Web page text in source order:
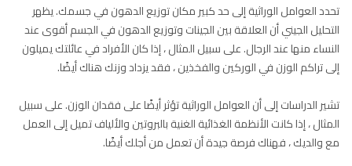
تحدد العوامل الوراثية إلى حد كبير مكان توزيع الدهون في جسمك. يظهر
التحليل الجيني أن العلاقة بين الجينات وتوزيع الدهون في الجسم أقوى عند
النساء منها عند الرجال. على سبيل المثال ، إذا كان الأفراد في عائلتك يميلون
إلى تراكم الوزن في الوركين والفخذين ، فقد يزداد وزنك هناك أيضًا.
تشير الدراسات إلى أن العوامل الوراثية تؤثر أيضًا على فقدان الوزن. على سبيل
المثال ، إذا كانت الأنظمة الغذائية الغنية بالبروتين والألياف تميل إلى العمل
مع والديك ، فهناك فرصة جيدة أن تعمل من أجلك أيضًا.